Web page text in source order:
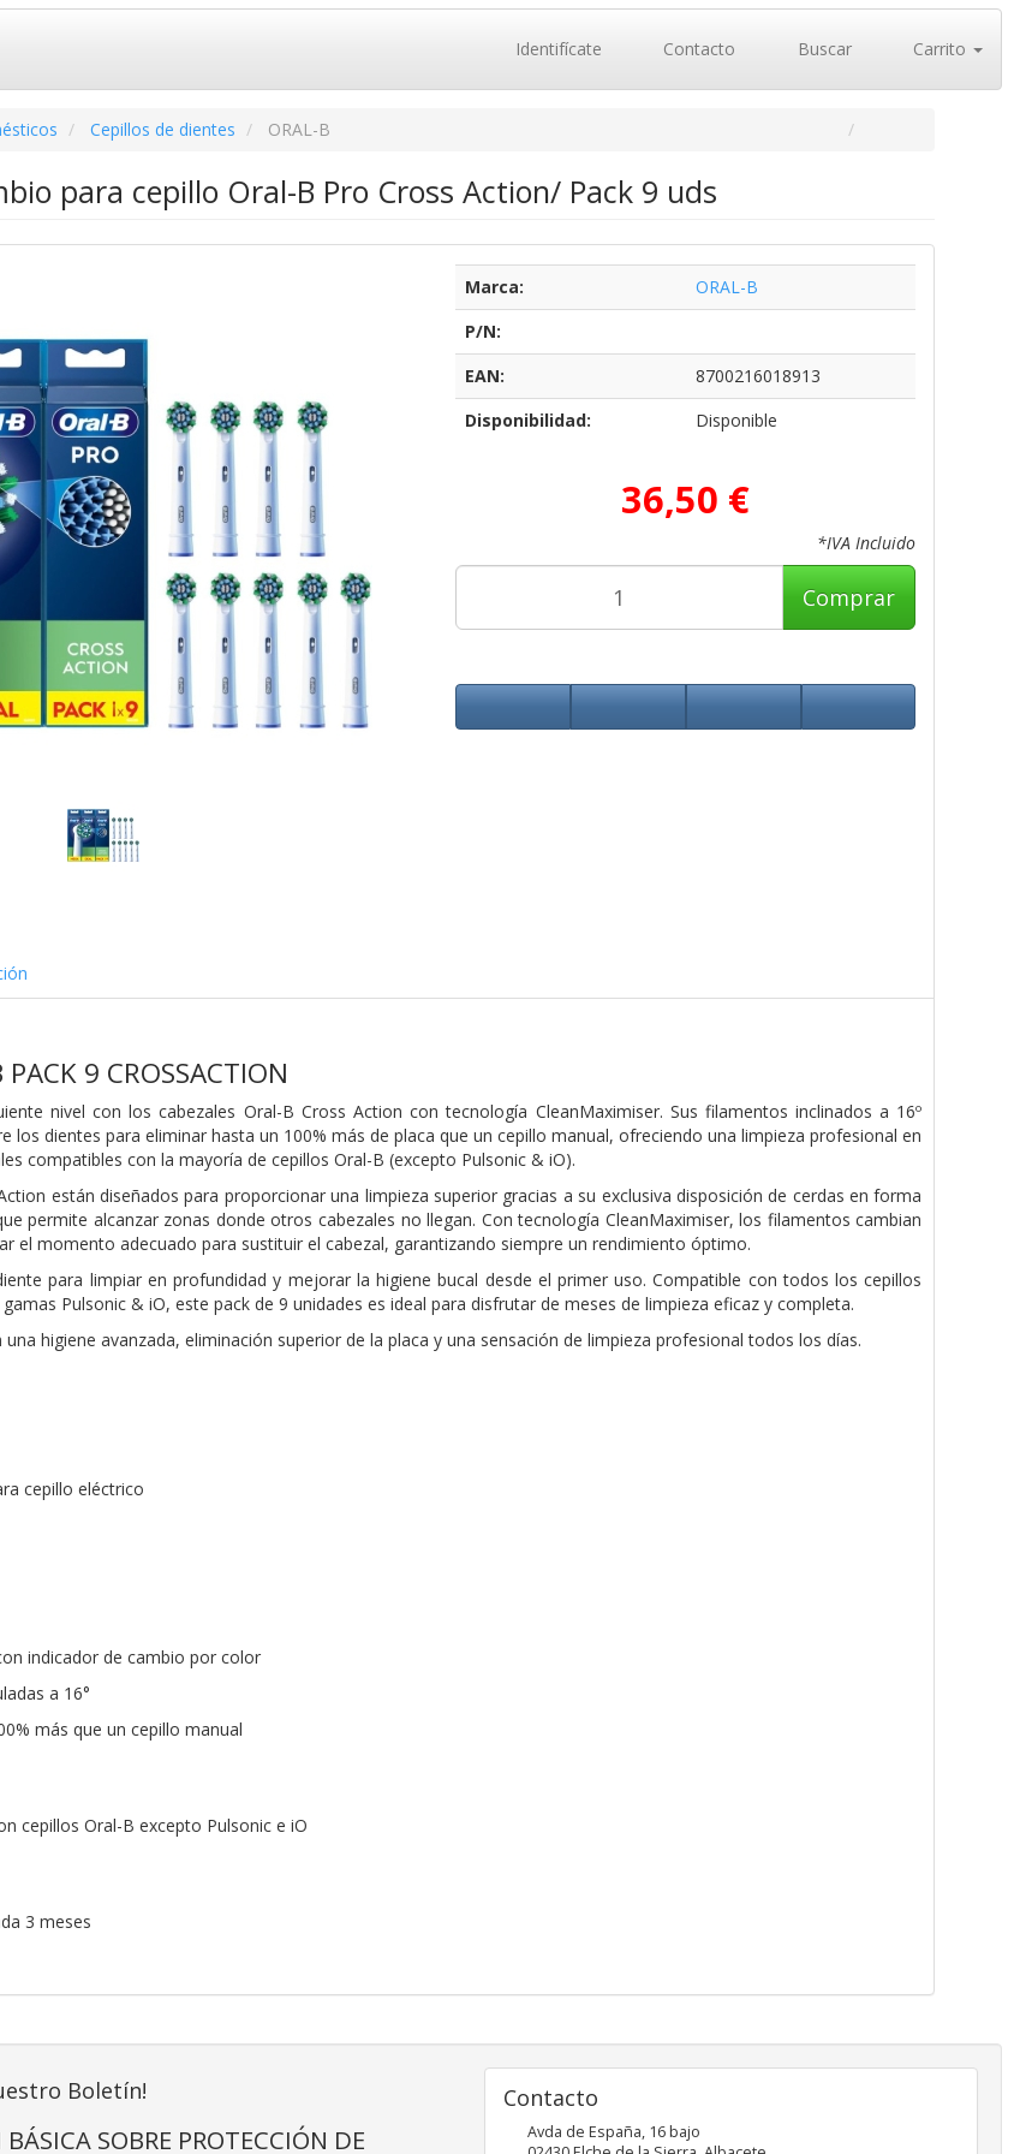
Identifícate Contacto Buscar Carrito
Cepillos de dientes ORAL-B
para cepillo Oral-B Pro Cross Action/ Pack 9 uds
Marca:
ORAL-B
P/N:
EAN:
8700216018913
Disponibilidad:
Disponible
36,50 €
*IVA Incluido
Comprar
9 CROSSACTION
nivel con los cabezales Oral-B Cross Action con tecnología CleanMaximiser. Sus filamentos inclinados a 16º
los dientes para eliminar hasta un 100% más de placa que un cepillo manual, ofreciendo una limpieza profesional en
compatibles con la mayoría de cepillos Oral-B (excepto Pulsonic & iO).
están diseñados para proporcionar una limpieza superior gracias a su exclusiva disposición de cerdas en forma
permite alcanzar zonas donde otros cabezales no llegan. Con tecnología CleanMaximiser, los filamentos cambian
el momento adecuado para sustituir el cabezal, garantizando siempre un rendimiento óptimo.
para limpiar en profundidad y mejorar la higiene bucal desde el primer uso. Compatible con todos los cepillos
Pulsonic & iO, este pack de 9 unidades es ideal para disfrutar de meses de limpieza eficaz y completa.
higiene avanzada, eliminación superior de la placa y una sensación de limpieza profesional todos los días.
cepillo eléctrico
indicador de cambio por color
a 16°
más que un cepillo manual
cepillos Oral-B excepto Pulsonic e iO
3 meses
Boletín!
SOBRE PROTECCIÓN DE
Contacto
Avda de España, 16 bajo